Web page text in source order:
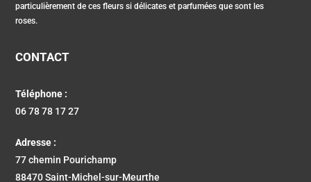
particulièrement de ces fleurs si délicates et parfumées que sont les
roses.
CONTACT
Téléphone :
06 78 78 17 27
Adresse :
77 chemin Pourichamp
88470 Saint-Michel-sur-Meurthe